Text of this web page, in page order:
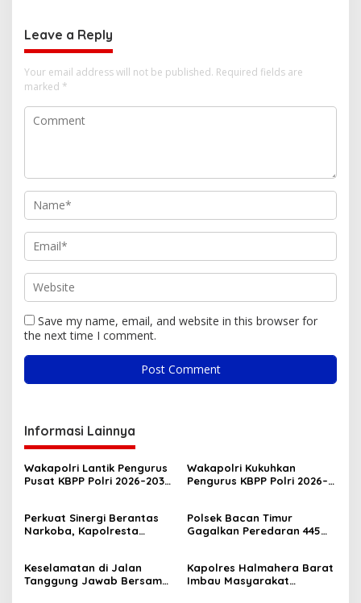
Leave a Reply
Your email address will not be published. Required fields are
marked *
Save my name, email, and website in this browser for
the next time I comment.
Informasi Lainnya
Wakapolri Lantik Pengurus
Pusat KBPP Polri 2026–2031,
Wakapolri Kukuhkan
Pengurus KBPP Polri 2026–
Perkuat Sinergi Berantas
Narkoba, Kapolresta
Provinsi Maluku Utara
Polsek Bacan Timur
Gagalkan Peredaran 445
Keselamatan di Jalan
Tanggung Jawab Bersama,
Kapolres Halmahera Barat
Imbau Masyarakat